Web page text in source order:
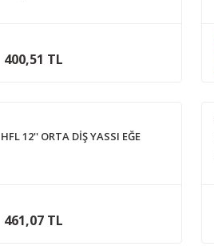
400,51 TL
HFL 12'' ORTA DİŞ YASSI EĞE
461,07 TL